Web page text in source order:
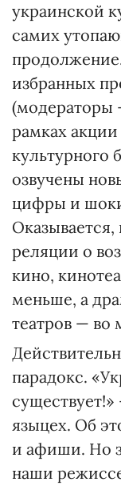
украинской
самих
избранных
(модераторы
рамках
культурного
озвучены
цифры и
реляции о
кино,
меньше, а
театров — во
парадокс.
языцех. Об
и афиши. Но
наши